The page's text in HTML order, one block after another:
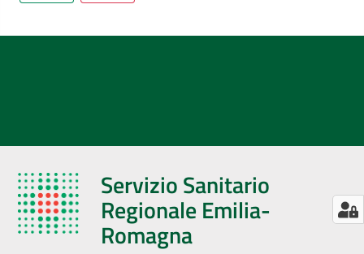
Servizio Sanitario
Regionale Emilia-
Romagna